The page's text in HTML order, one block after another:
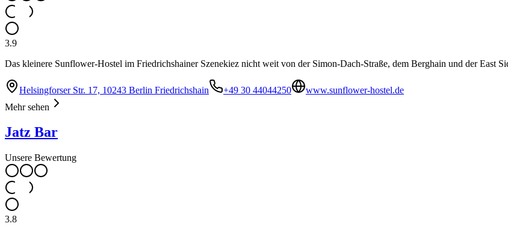
3.9
Das kleinere Sunflower-Hostel im Friedrichshainer Szenekiez nicht weit von der Simon-Dach-Straße, dem Berghain und der East
Helsingforser Str. 17, 10243 Berlin Friedrichshain +49 30 44044250
www.sunflower-hostel.de
Mehr sehen
Jatz Bar
Unsere Bewertung
3.8